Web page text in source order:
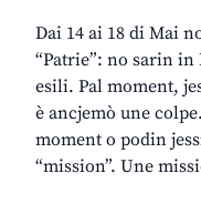
Dai 14 ai 18 di Mai
“Patrie”: no sarin
esili. Pal moment,
è ancjemò une
moment o podin
“mission”. Une